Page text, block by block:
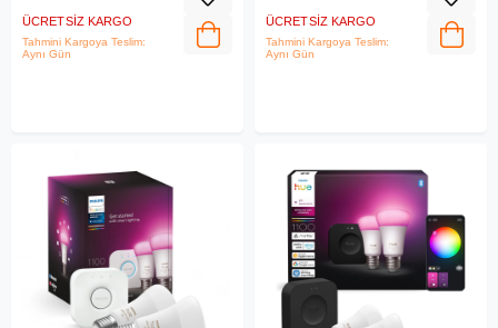
ÜCRETSIZ KARGO
Tahmini Kargoya Teslim:
Aynı Gün
ÜCRETSIZ KARGO
Tahmini Kargoya Teslim:
Aynı Gün